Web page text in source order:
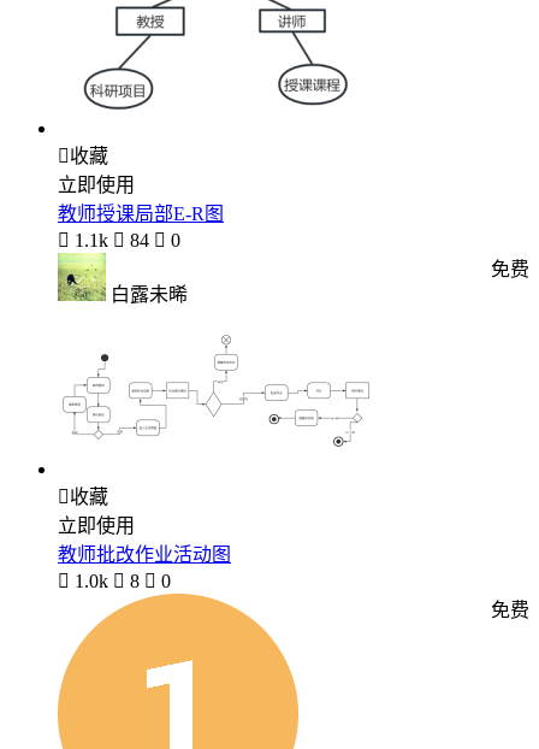
收藏
立即使用
教师授课局部E-R图
 1.1k  84  0
白露未晞
免费
收藏
立即使用
教师批改作业活动图
 1.0k  8  0
免费